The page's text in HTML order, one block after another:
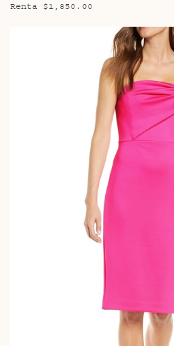
Renta $1,850.00